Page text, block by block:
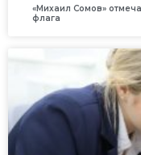
«Михаил Сомов»
флага